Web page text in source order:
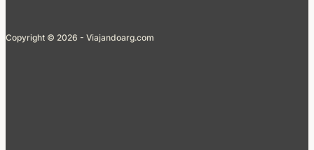
Copyright © 2026 - Viajandoarg.com